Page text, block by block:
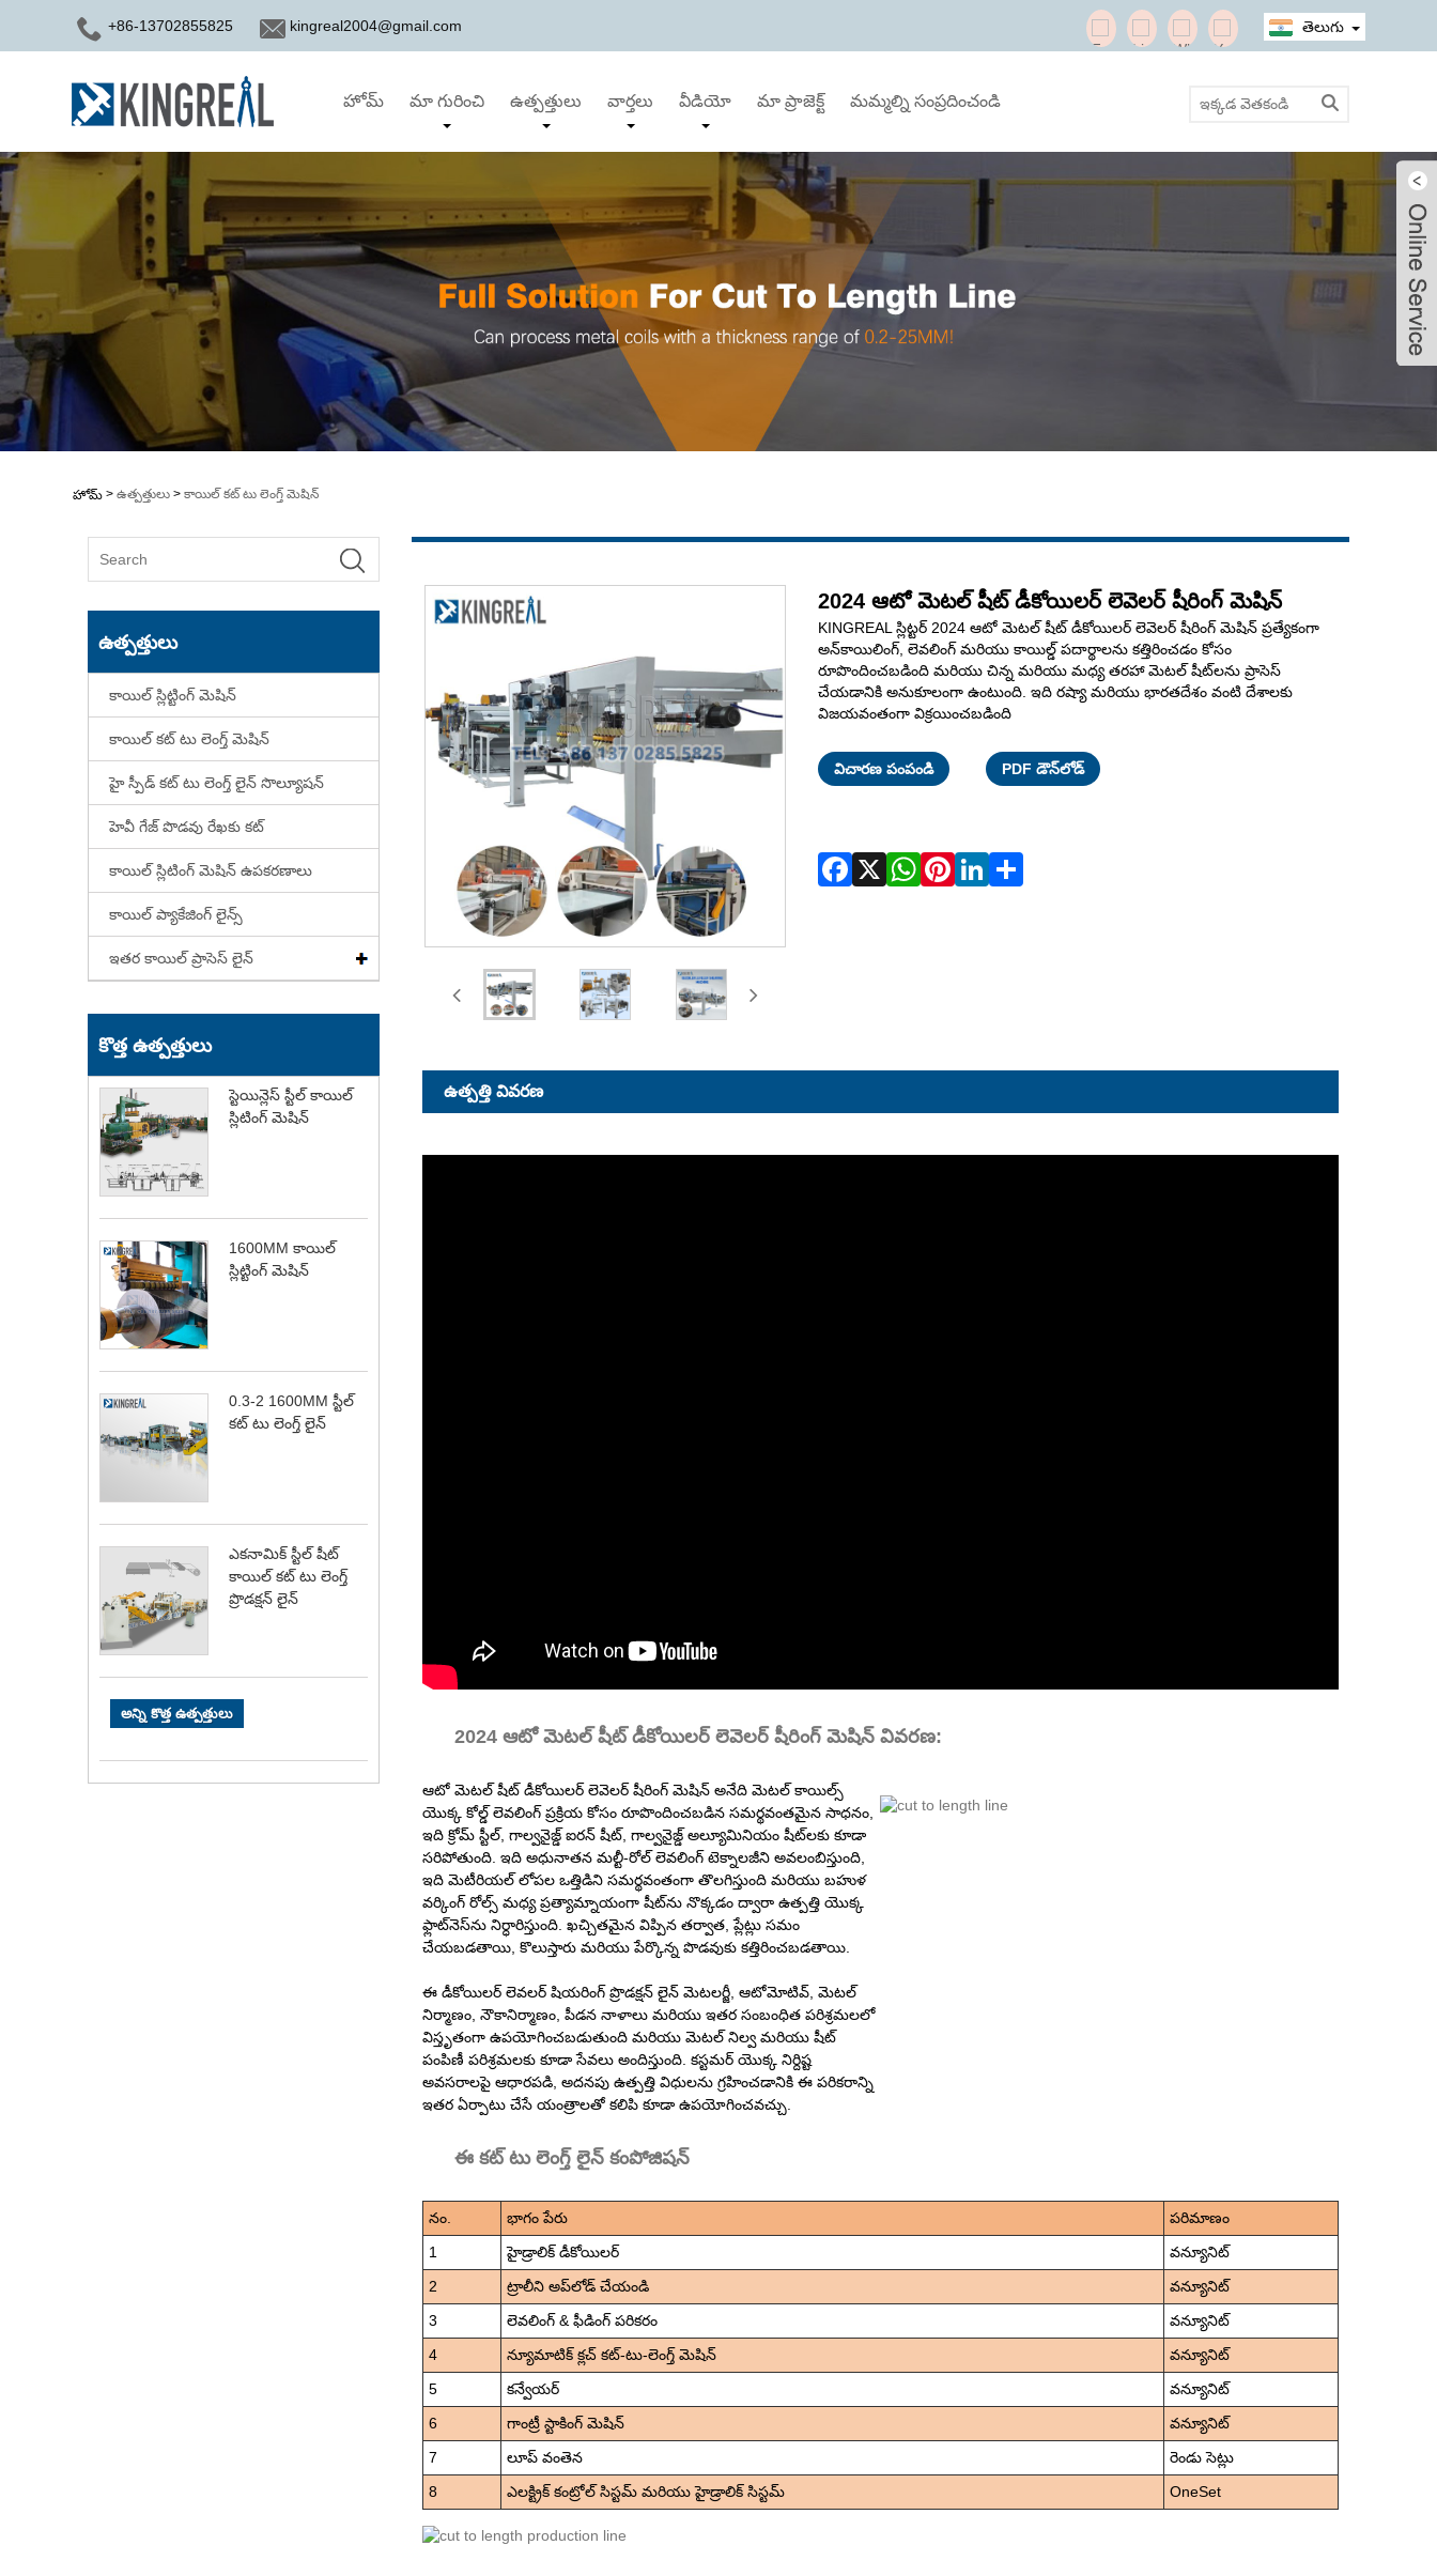
+86-13702855825 kingreal2004@gmail.com తెలుగు
హోమ్ మా గురించి ఉత్పత్తులు వార్తలు వీడియో మా ప్రాజెక్ట్ మమ్మల్ని సంప్రదించండి
హోమ్ > ఉత్పత్తులు >కాయిల్ కట్ టు లెంగ్త్ మెషిన్
ఉత్పత్తులు
కాయిల్ స్లిట్టింగ్ మెషిన్
కాయిల్ కట్ టు లెంగ్త్ మెషిన్
హై స్పీడ్ కట్ టు లెంగ్త్ లైన్ సొల్యూషన్
హెవీ గేజ్ పొడవు రేఖకు కట్
కాయిల్ స్లిటింగ్ మెషిన్ ఉపకరణాలు
కాయిల్ ప్యాకేజింగ్ లైన్స్
ఇతర కాయిల్ ప్రాసెస్ లైన్
కొత్త ఉత్పత్తులు
స్టెయిన్లెస్ స్టీల్ కాయిల్
స్లిటింగ్ మెషిన్
1600MM కాయిల్
స్లిట్టింగ్ మెషిన్
0.3-2 1600MM స్టీల్
కట్ టు లెంగ్త్ లైన్
ఎకనామిక్ స్టీల్ షీట్
కాయిల్ కట్ టు లెంగ్త్
ప్రొడక్షన్ లైన్
అన్ని కొత్త ఉత్పత్తులు
2024 ఆటో మెటల్ షీట్ డీకోయిలర్ లెవెలర్ షీరింగ్ మెషిన్
KINGREAL స్లిట్టర్ 2024 ఆటో మెటల్ షీట్ డీకోయిలర్ లెవెలర్ షీరింగ్ మెషిన్ ప్రత్యేకంగా
అన్‌కాయిలింగ్, లెవలింగ్ మరియు కాయిల్డ్ పదార్థాలను కత్తిరించడం కోసం
రూపొందించబడింది మరియు చిన్న మరియు మధ్య తరహా మెటల్ షీట్‌లను ప్రాసెస్
చేయడానికి అనుకూలంగా ఉంటుంది. ఇది రష్యా మరియు భారతదేశం వంటి దేశాలకు
విజయవంతంగా విక్రయించబడింది
విచారణ పంపండి PDF డౌన్‌లోడ్
ఉత్పత్తి వివరణ
2024 ఆటో మెటల్ షీట్ డీకోయిలర్ లెవెలర్ షీరింగ్ మెషిన్ వివరణ:
ఆటో మెటల్ షీట్ డీకోయిలర్ లెవెలర్ షీరింగ్ మెషిన్ అనేది మెటల్ కాయిల్స్
యొక్క కోల్డ్ లెవలింగ్ ప్రక్రియ కోసం రూపొందించబడిన సమర్థవంతమైన సాధనం,
ఇది క్రోమ్ స్టీల్, గాల్వనైజ్డ్ ఐరన్ షీట్, గాల్వనైజ్డ్ అల్యూమినియం షీట్‌లకు కూడా
సరిపోతుంది. ఇది అధునాతన మల్టీ-రోల్ లెవలింగ్ టెక్నాలజీని అవలంబిస్తుంది,
ఇది మెటీరియల్ లోపల ఒత్తిడిని సమర్థవంతంగా తొలగిస్తుంది మరియు బహుళ
వర్కింగ్ రోల్స్ మధ్య ప్రత్యామ్నాయంగా షీట్‌ను నొక్కడం ద్వారా ఉత్పత్తి యొక్క
ఫ్లాట్‌నెస్‌ను నిర్ధారిస్తుంది. ఖచ్చితమైన విప్పిన తర్వాత, ప్లేట్లు సమం
చేయబడతాయి, కొలుస్తారు మరియు పేర్కొన్న పొడవుకు కత్తిరించబడతాయి.
ఈ డీకోయిలర్ లెవలర్ షియరింగ్ ప్రొడక్షన్ లైన్ మెటలర్జీ, ఆటోమోటివ్, మెటల్
నిర్మాణం, నౌకానిర్మాణం, పీడన నాళాలు మరియు ఇతర సంబంధిత పరిశ్రమలలో
విస్తృతంగా ఉపయోగించబడుతుంది మరియు మెటల్ నిల్వ మరియు షీట్
పంపిణీ పరిశ్రమలకు కూడా సేవలు అందిస్తుంది. కస్టమర్ యొక్క నిర్దిష్ట
అవసరాలపై ఆధారపడి, అదనపు ఉత్పత్తి విధులను గ్రహించడానికి ఈ పరికరాన్ని
ఇతర ఏర్పాటు చేసే యంత్రాలతో కలిపి కూడా ఉపయోగించవచ్చు.
ఈ కట్ టు లెంగ్త్ లైన్ కంపోజిషన్
నం. భాగం పేరు
పరిమాణం
1
హైడ్రాలిక్ డీకోయిలర్
వన్యూనిట్
2
ట్రాలీని అప్‌లోడ్ చేయండి
వన్యూనిట్
3
లెవలింగ్ & ఫీడింగ్ పరికరం
వన్యూనిట్
4
న్యూమాటిక్ క్లచ్ కట్-టు-లెంగ్త్ మెషిన్
వన్యూనిట్
5
కన్వేయర్
వన్యూనిట్
6
గాంట్రీ స్టాకింగ్ మెషిన్
వన్యూనిట్
7
లూప్ వంతెన
రెండు సెట్లు
8
ఎలక్ట్రిక్ కంట్రోల్ సిస్టమ్ మరియు హైడ్రాలిక్ సిస్టమ్ OneSet